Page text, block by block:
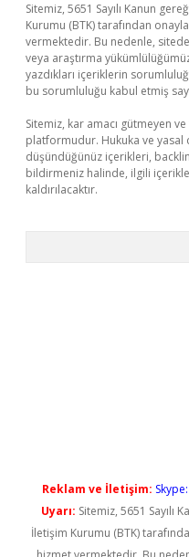
Sitemiz, 5651 Sayılı Kanun
Kurumu (BTK) tarafından
vermektedir. Bu nedenle,
veya araştırma
yazdıkları içeriklerin
bu sorumluluğu kabul etmiş
Sitemiz, kar amacı gütmeyen
platformudur. Hukuka ve yasal
düşündüğünüz içerikleri,
bildirmeniz halinde, ilgili
kaldırılacaktır.
Reklam ve İletişim:
Uyarı: Sitemiz, 5651 Sayılı
İletişim Kurumu (BTK)